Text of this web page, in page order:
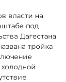
власти на
под
Дагестана
тройка